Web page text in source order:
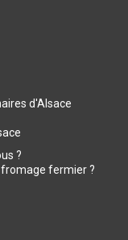
d'Alsace
?
fermier ?